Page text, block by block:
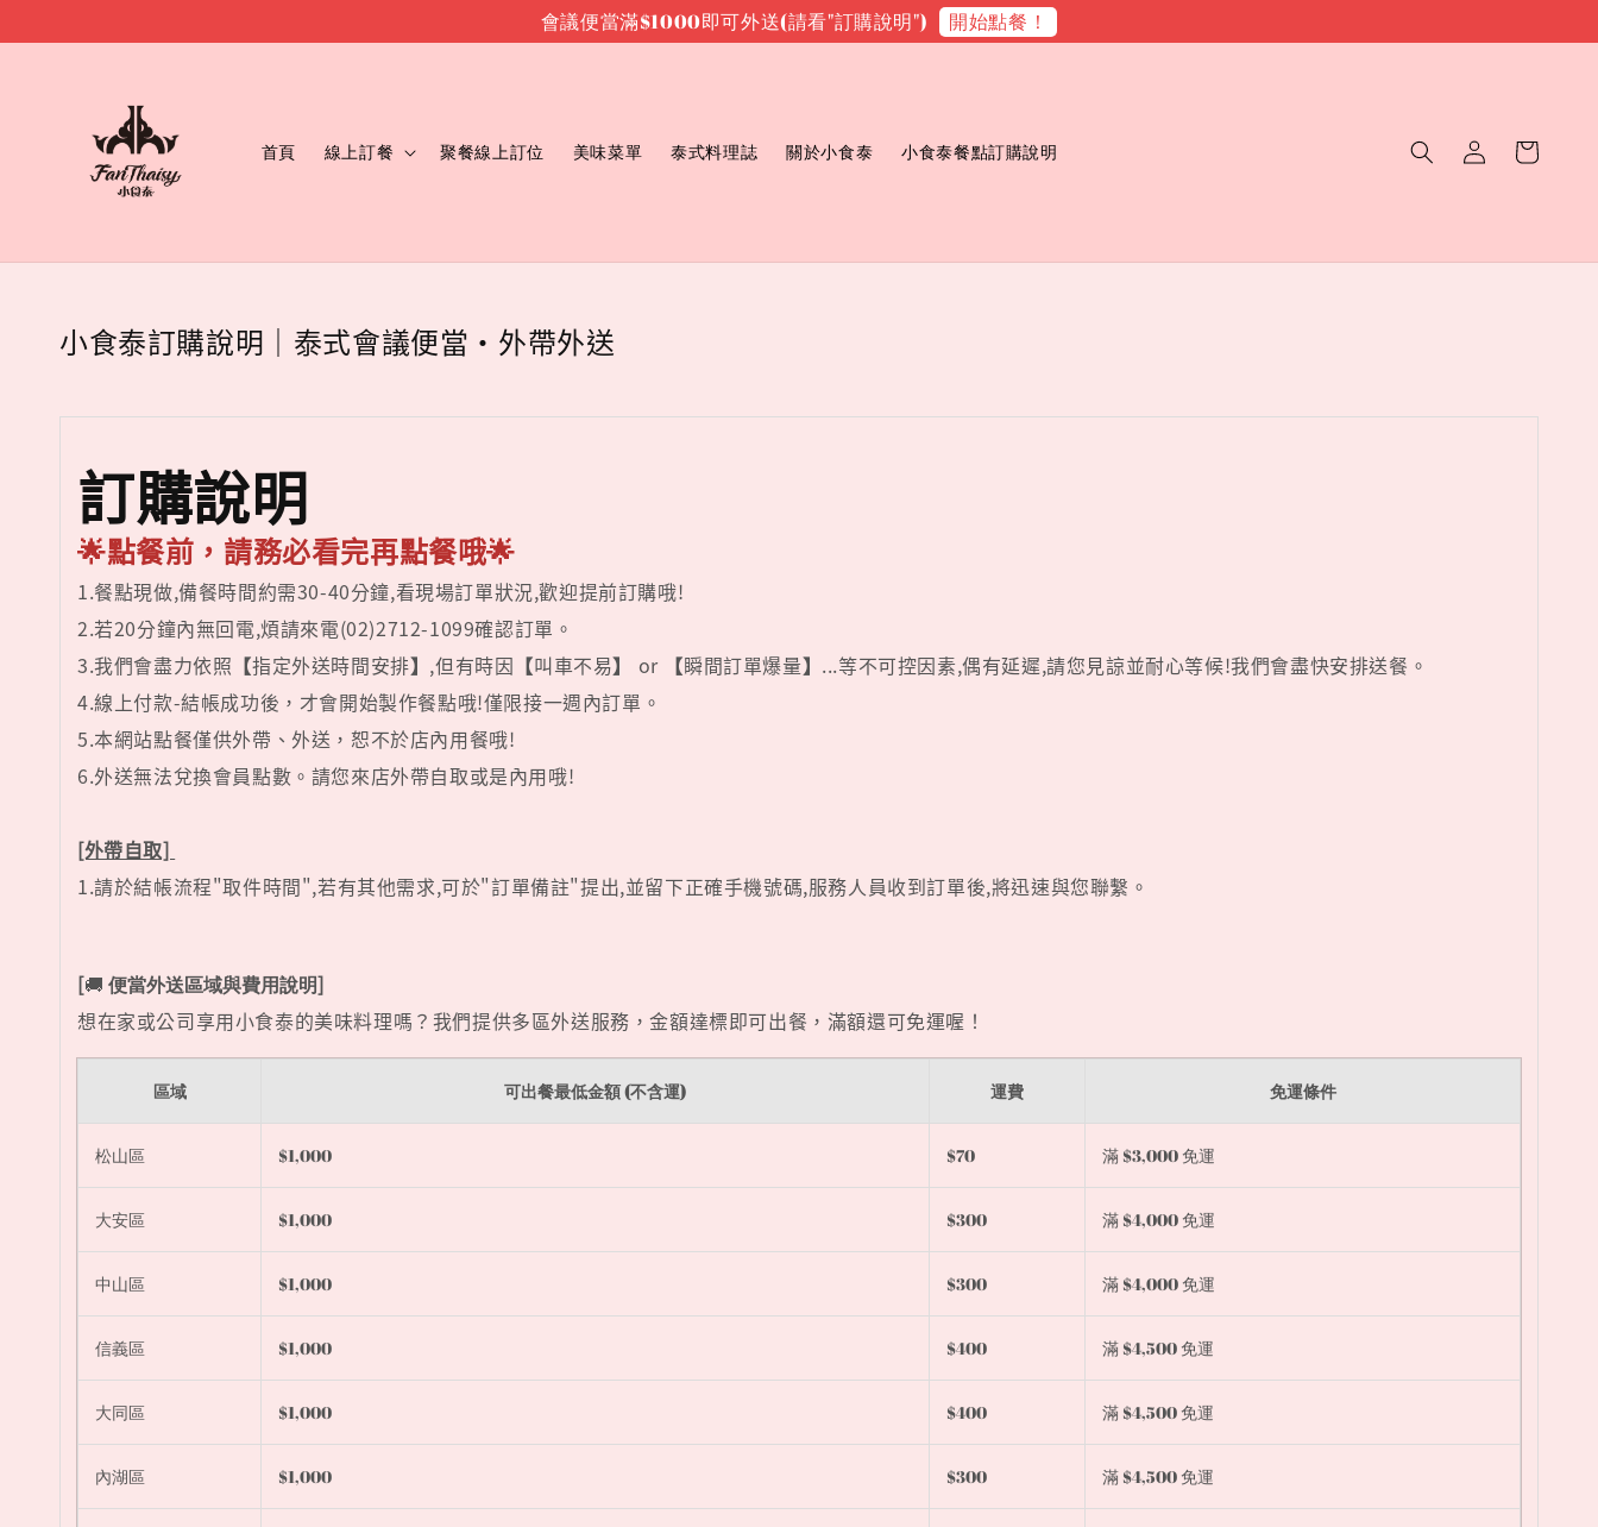
會議便當滿$1000即可外送(請看"訂購說明") 開始點餐！
首頁 線上訂餐 聚餐線上訂位 美味菜單 泰式料理誌 關於小食泰 小食泰餐點訂購說明
小食泰訂購說明｜泰式會議便當・外帶外送
訂購說明
🌟點餐前，請務必看完再點餐哦🌟
1.餐點現做,備餐時間約需30-40分鐘,看現場訂單狀況,歡迎提前訂購哦!
2.若20分鐘內無回電,煩請來電(02)2712-1099確認訂單。
3.我們會盡力依照 【指定外送時間安排】 ,但有時因 【叫車不易】 or 【瞬間訂單爆量】 ...等不可控因素,偶有延遲,請您見諒並耐心等候!我們會盡快安排送餐。
4.線上付款-結帳成功後，才會開始製作餐點哦!僅限接一週內訂單。
5.本網站點餐僅供外帶、外送，恕不於店內用餐哦!
6.外送無法兌換會員點數。請您來店外帶自取或是內用哦!
[外帶自取]
1.請於結帳流程"取件時間",若有其他需求,可於"訂單備註"提出,並留下正確手機號碼,服務人員收到訂單後,將迅速與您聯繫。
[🚚 便當外送區域與費用說明]
想在家或公司享用小食泰的美味料理嗎？我們提供多區外送服務，金額達標即可出餐，滿額還可免運喔！
區域 可出餐最低金額 (不含運) 運費 免運條件
松山區 $1,000 $70 滿 $3,000 免運
大安區 $1,000 $300 滿 $4,000 免運
中山區 $1,000 $300 滿 $4,000 免運
信義區 $1,000 $400 滿 $4,500 免運
大同區 $1,000 $400 滿 $4,500 免運
內湖區 $1,000 $300 滿 $4,500 免運